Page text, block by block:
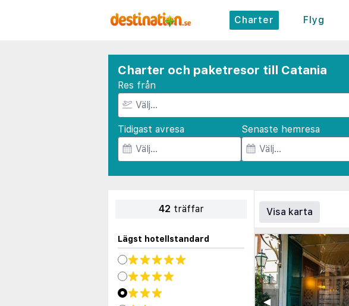
Charter Flyg
Charter och paketresor till Catania
Res från
Tidigast avresa Senaste hemresa
42 träffar
Lägst hotellstandard
Visa karta
◀︎